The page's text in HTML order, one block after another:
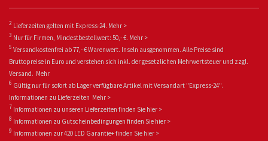
2 Lieferzeiten gelten mit Express-24. Mehr >
3 Nur für Firmen, Mindestbestellwert: 50,- €. Mehr >
5 Versandkostenfrei ab 77,- € Warenwert. Inseln ausgenommen. Alle Preise sind
Bruttopreise in Euro und verstehen sich inkl. der gesetzlichen Mehrwertsteuer und zzgl.
Versand. Mehr
6 Gültig nur für sofort ab Lager verfügbare Artikel mit Versandart "Express-24".
Informationen zu Lieferzeiten Mehr >
7 Informationen zu unseren Lieferzeiten finden Sie hier >
8 Informationen zu Gutscheinbedingungen finden Sie hier >
9 Informationen zur 420 LED Garantie+ finden Sie hier >